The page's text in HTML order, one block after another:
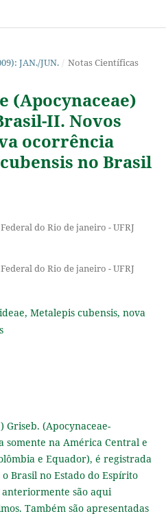
JAN./JUN. / Notas Científicas
(Apocynaceae)
II. Novos
ocorrência
no Brasil
do Rio de janeiro - UFRJ
do Rio de janeiro - UFRJ
Metalepis cubensis, nova
Griseb. (Apocynaceae-
somente na América Central e
e Equador), é registrada
Brasil no Estado do Espírito
anteriormente são aqui
Também são apresentadas